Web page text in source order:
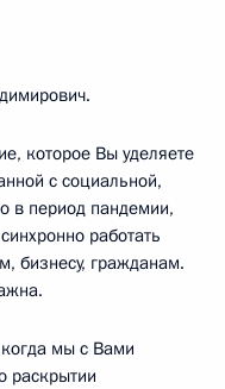
которое Вы уделяете
с социальной,
в период пандемии,
работать
бизнесу, гражданам.
мы с Вами
раскрытии